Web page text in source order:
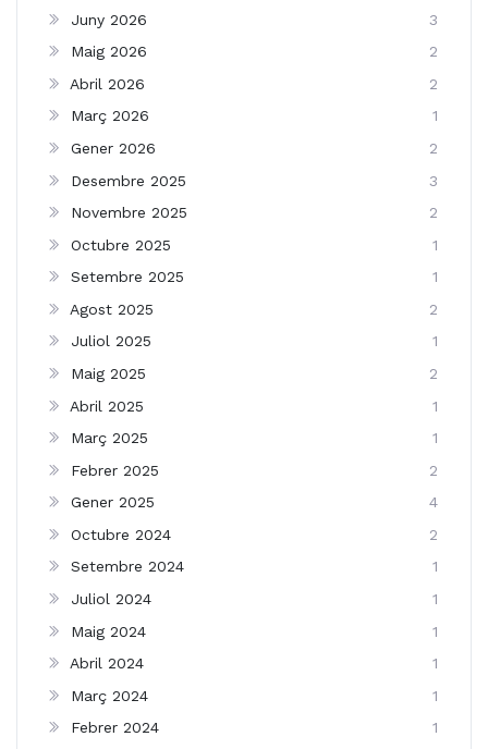
Juny 2026
3
Maig 2026
2
Abril 2026
2
Març 2026
1
Gener 2026
2
Desembre 2025
3
Novembre 2025
2
Octubre 2025
1
Setembre 2025
1
Agost 2025
2
Juliol 2025
1
Maig 2025
2
Abril 2025
1
Març 2025
1
Febrer 2025
2
Gener 2025
4
Octubre 2024
2
Setembre 2024
1
Juliol 2024
1
Maig 2024
1
Abril 2024
1
Març 2024
1
Febrer 2024
1